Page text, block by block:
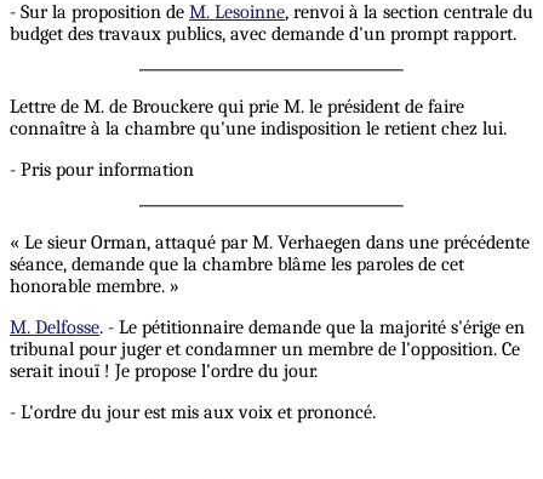
- Sur la proposition de M. Lesoinne, renvoi à la section centrale du
budget des travaux publics, avec demande d'un prompt rapport.
Lettre de M. de Brouckere qui prie M. le président de faire
connaître à la chambre qu'une indisposition le retient chez lui.
- Pris pour information
« Le sieur Orman, attaqué par M. Verhaegen dans une précédente
séance, demande que la chambre blâme les paroles de cet
honorable membre. »
M. Delfosse. - Le pétitionnaire demande que la majorité s'érige en
tribunal pour juger et condamner un membre de l'opposition. Ce
serait inouï ! Je propose l'ordre du jour.
- L'ordre du jour est mis aux voix et prononcé.